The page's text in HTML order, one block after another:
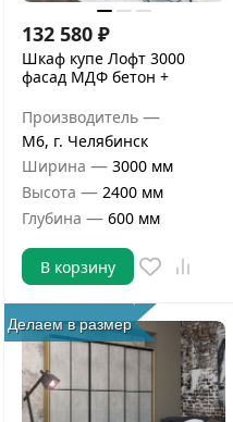
132 580 ₽
Шкаф купе Лофт 3000
фасад МДФ бетон +
Производитель —
М6, г. Челябинск
Ширина — 3000 мм
Высота — 2400 мм
Глубина — 600 мм
В корзину
Делаем в размер